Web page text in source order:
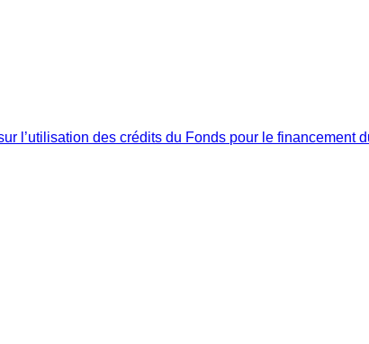
l’utilisation des crédits du Fonds pour le financement